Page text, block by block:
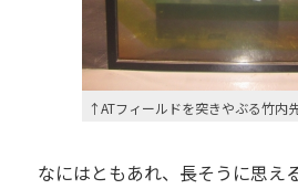
↑ATフィールドを突きやぶる竹内先
なにはともあれ、長そうに思え